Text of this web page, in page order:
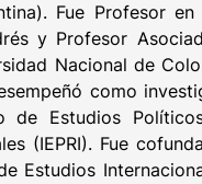
Fue Profesor
y Profesor
Nacional de
como
de Estudios
(IEPRI). Fue
Estudios